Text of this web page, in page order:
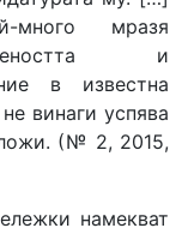
мразя
и
в известна
винаги успява
(№ 2, 2015,
намекват